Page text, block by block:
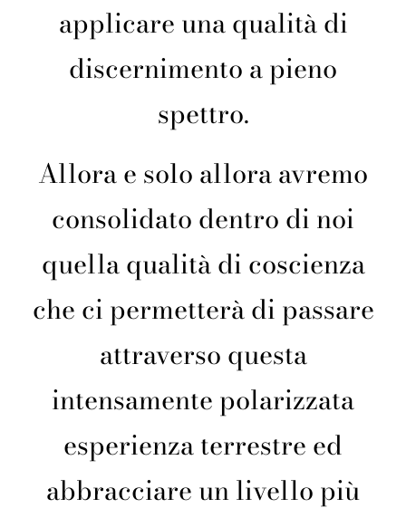
applicare una qualità di
discernimento a pieno
spettro.
Allora e solo allora avremo
consolidato dentro di noi
quella qualità di coscienza
che ci permetterà di passare
attraverso questa
intensamente polarizzata
esperienza terrestre ed
abbracciare un livello più